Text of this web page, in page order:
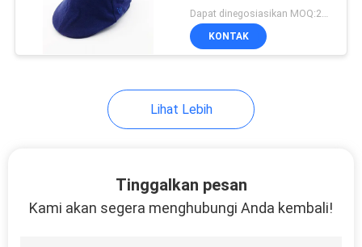
Ukuran 56-60cm
KONTAK
Lihat Lebih
Tinggalkan pesan
Kami akan segera menghubungi Anda kembali!